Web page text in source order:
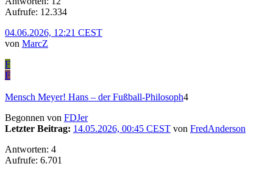
Aufrufe: 12.334
04.06.2026, 12:21 CEST
von MarcZ
F
F
Mensch Meyer! Hans – der Fußball-Philosoph4
Begonnen von FDJer
Letzter Beitrag: 14.05.2026, 00:45 CEST von FredAnderson
Antworten: 4
Aufrufe: 6.701